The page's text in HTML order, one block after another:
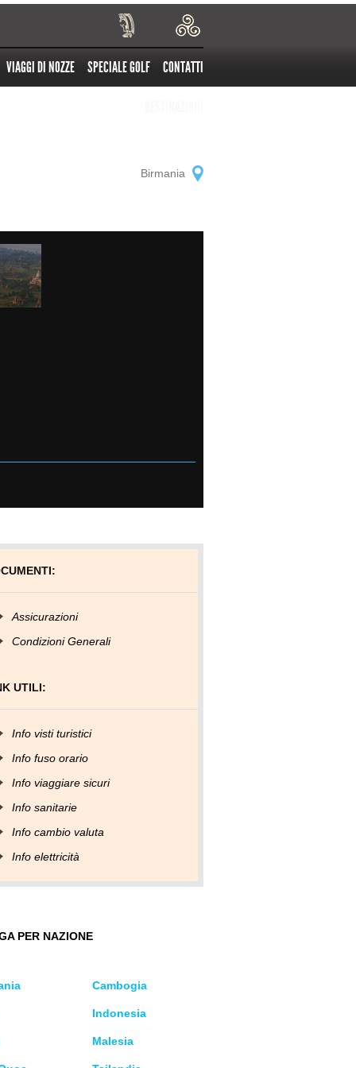
CONTATTI
SPECIALE GOLF
VIAGGI DI NOZZE
Birmania
Assicurazioni
Condizioni Generali
UTILI:
Info visti turistici
Info fuso orario
Info viaggiare sicuri
Info sanitarie
Info cambio valuta
Info elettricità
PER NAZIONE
Cambogia
Indonesia
Malesia